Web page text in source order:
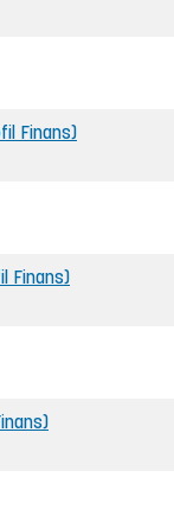
Finans)
Finans)